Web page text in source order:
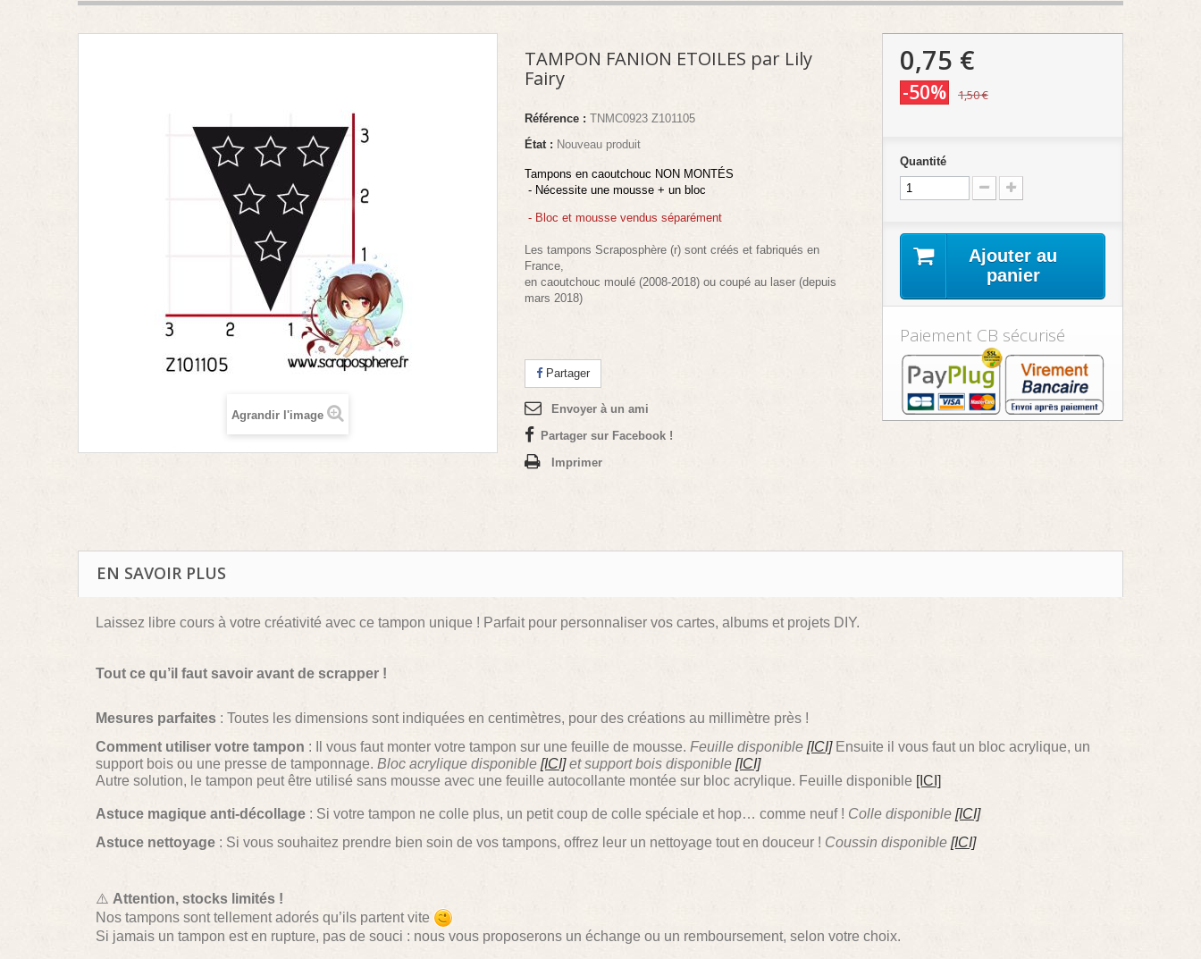
Agrandir l'image
TAMPON FANION ETOILES par Lily
Fairy
Référence : TNMC0923 Z101105
État : Nouveau produit
Tampons en caoutchouc NON MONTÉS
- Nécessite une mousse + un bloc
- Bloc et mousse vendus séparément
Les tampons Scraposphère (r) sont créés et fabriqués en
France,
en caoutchouc moulé (2008-2018) ou coupé au laser (depuis
mars 2018)
Partager
Envoyer à un ami
Partager sur Facebook !
Imprimer
0,75 €
-50% 1,50 €
Quantité
Ajouter au
panier
Paiement CB sécurisé
EN SAVOIR PLUS
Laissez libre cours à votre créativité avec ce tampon unique ! Parfait pour personnaliser vos cartes, albums et projets DIY.
Tout ce qu’il faut savoir avant de scrapper !
Mesures parfaites : Toutes les dimensions sont indiquées en centimètres, pour des créations au millimètre près !
Comment utiliser votre tampon : Il vous faut monter votre tampon sur une feuille de mousse. Feuille disponible [ICI] Ensuite il vous faut un bloc acrylique, un
support bois ou une presse de tamponnage. Bloc acrylique disponible [ICI]et support bois disponible [ICI]
Autre solution, le tampon peut être utilisé sans mousse avec une feuille autocollante montée sur bloc acrylique. Feuille disponible [ICI]
Astuce magique anti-décollage : Si votre tampon ne colle plus, un petit coup de colle spéciale et hop… comme neuf ! Colle disponible [ICI]
Astuce nettoyage : Si vous souhaitez prendre bien soin de vos tampons, offrez leur un nettoyage tout en douceur ! Coussin disponible [ICI]
⚠️ Attention, stocks limités !
Nos tampons sont tellement adorés qu’ils partent vite
Si jamais un tampon est en rupture, pas de souci : nous vous proposerons un échange ou un remboursement, selon votre choix.